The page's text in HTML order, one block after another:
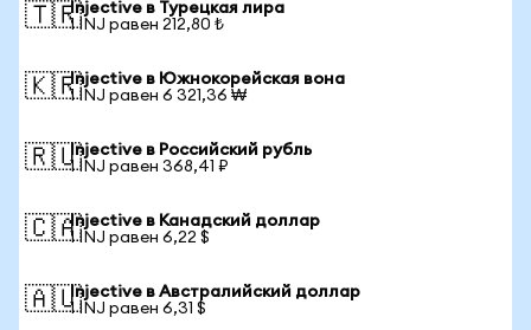
🇹🇷Injective в Турецкая лира
1 INJ равен 212,80 ₺
🇰🇷Injective в Южнокорейская вона
1 INJ равен 6 321,36 ₩
🇷🇺Injective в Российский рубль
1 INJ равен 368,41 ₽
🇨🇦Injective в Канадский доллар
1 INJ равен 6,22 $
🇦🇺Injective в Австралийский доллар
1 INJ равен 6,31 $